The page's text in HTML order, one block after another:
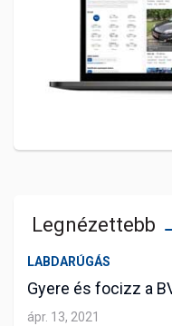
Legnézettebb
LABDARÚGÁS
Gyere és focizz a
ápr. 13, 2021